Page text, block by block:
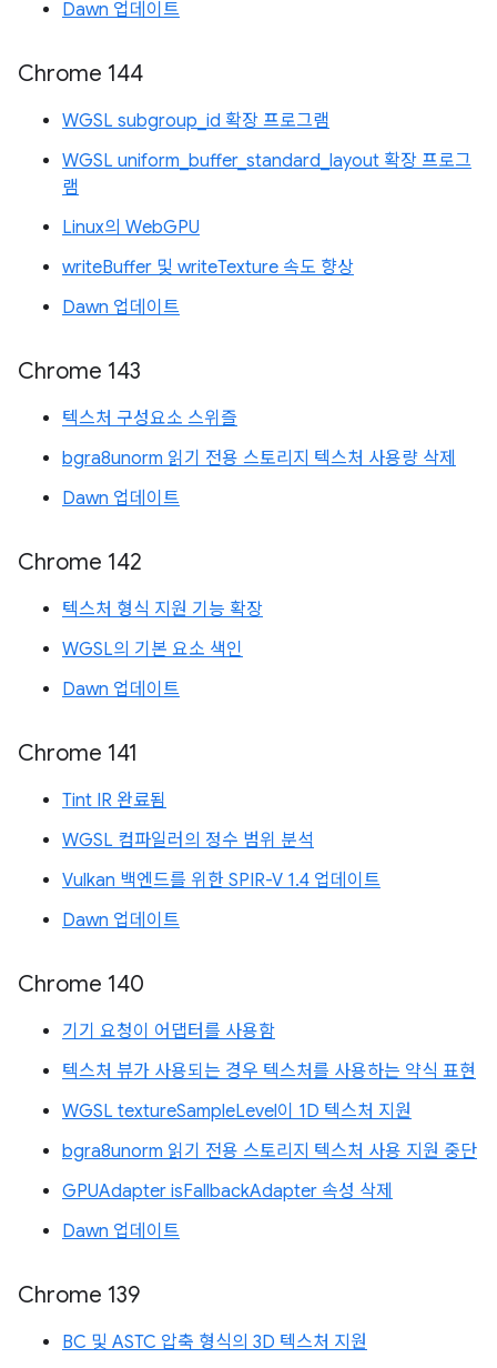
Dawn 업데이트
Chrome 144
WGSL subgroup_id 확장 프로그램
WGSL uniform_buffer_standard_layout 확장 프로그
램
Linux의 WebGPU
writeBuffer 및 writeTexture 속도 향상
Dawn 업데이트
Chrome 143
텍스처 구성요소 스위즐
bgra8unorm 읽기 전용 스토리지 텍스처 사용량 삭제
Dawn 업데이트
Chrome 142
텍스처 형식 지원 기능 확장
WGSL의 기본 요소 색인
Dawn 업데이트
Chrome 141
Tint IR 완료됨
WGSL 컴파일러의 정수 범위 분석
Vulkan 백엔드를 위한 SPIR-V 1.4 업데이트
Dawn 업데이트
Chrome 140
기기 요청이 어댑터를 사용함
텍스처 뷰가 사용되는 경우 텍스처를 사용하는 약식 표현
WGSL textureSampleLevel이 1D 텍스처 지원
bgra8unorm 읽기 전용 스토리지 텍스처 사용 지원 중단
GPUAdapter isFallbackAdapter 속성 삭제
Dawn 업데이트
Chrome 139
BC 및 ASTC 압축 형식의 3D 텍스처 지원